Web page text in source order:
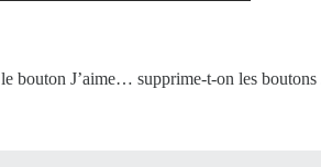
bouton J’aime… supprime-t-on les